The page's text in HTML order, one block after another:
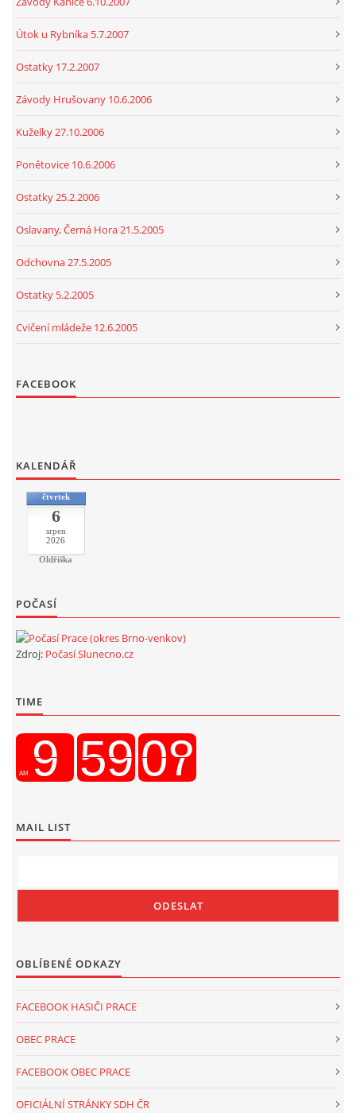
Útok u Rybníka 5.7.2007
Ostatky 17.2.2007
Závody Hrušovany 10.6.2006
Kuželky 27.10.2006
Ponětovice 10.6.2006
Ostatky 25.2.2006
Oslavany, Černá Hora 21.5.2005
Odchovna 27.5.2005
Ostatky 5.2.2005
Cvičení mládeže 12.6.2005
FACEBOOK
KALENDÁŘ
čtvrtek
6
srpen
2026
Oldřiška
POČASÍ
Zdroj: Počasí Slunecno.cz
TIME
MAIL LIST
OBLÍBENÉ ODKAZY
FACEBOOK HASIČI PRACE
OBEC PRACE
FACEBOOK OBEC PRACE
OFICIÁLNÍ STRÁNKY SDH ČR